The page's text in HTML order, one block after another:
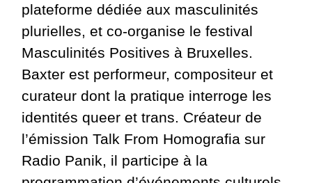
plateforme dédiée aux masculinités
plurielles, et co-organise le festival
Masculinités Positives à Bruxelles.
Baxter est performeur, compositeur et
curateur dont la pratique interroge les
identités queer et trans. Créateur de
l’émission Talk From Homografia sur
Radio Panik, il participe à la